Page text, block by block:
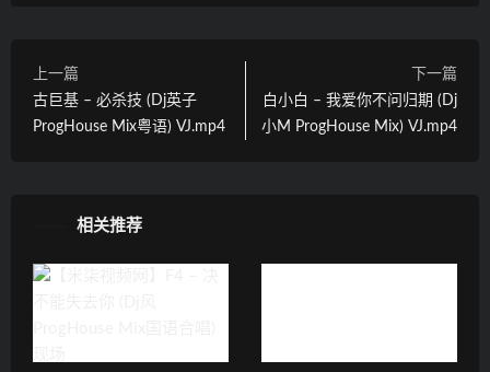
上一篇
古巨基 – 必杀技 (Dj英子
ProgHouse Mix粤语) VJ.mp4
下一篇
白小白 – 我爱你不问归期 (Dj
小M ProgHouse Mix) VJ.mp4
相关推荐